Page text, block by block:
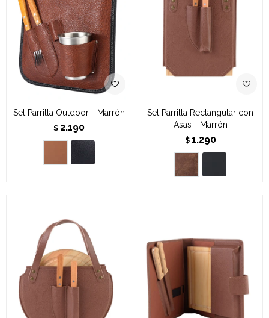
Set Parrilla Outdoor - Marrón
$ 2.190
Set Parrilla Rectangular con
Asas - Marrón
$ 1.290